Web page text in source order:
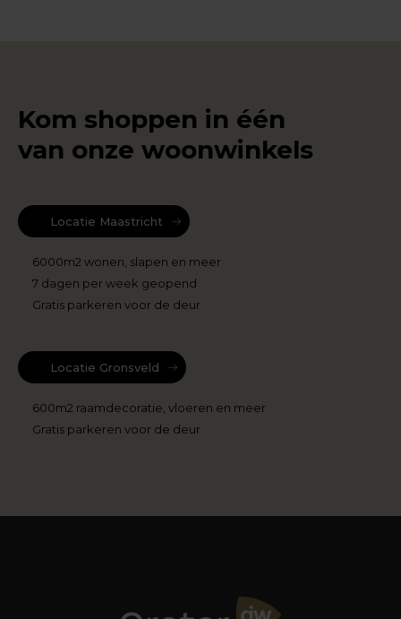
Kom shoppen in één
van onze woonwinkels
Locatie Maastricht
6000m2 wonen, slapen en meer
7 dagen per week geopend
Gratis parkeren voor de deur
Locatie Gronsveld
600m2 raamdecoratie, vloeren en meer
Gratis parkeren voor de deur